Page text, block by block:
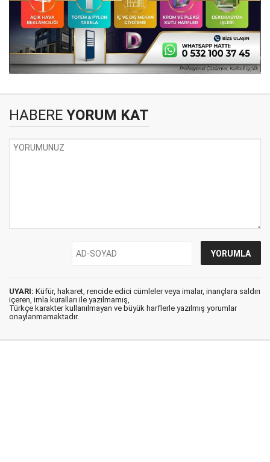
HABERE YORUM KAT
UYARI: Küfür, hakaret, rencide edici cümleler veya imalar, inançlara saldırı
içeren, imla kuralları ile yazılmamış,
Türkçe karakter kullanılmayan ve büyük harflerle yazılmış yorumlar
onaylanmamaktadır.